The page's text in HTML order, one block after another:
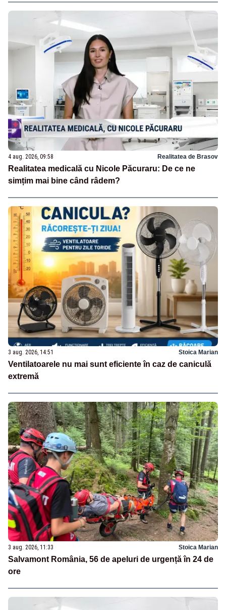
4 aug. 2026, 09:58 Realitatea de Brasov
Realitatea medicală cu Nicole Păcuraru: De ce ne
simțim mai bine când râdem?
3 aug. 2026, 14:51 Stoica Marian
Ventilatoarele nu mai sunt eficiente în caz de caniculă
extremă
3 aug. 2026, 11:33 Stoica Marian
Salvamont România, 56 de apeluri de urgență în 24 de
ore